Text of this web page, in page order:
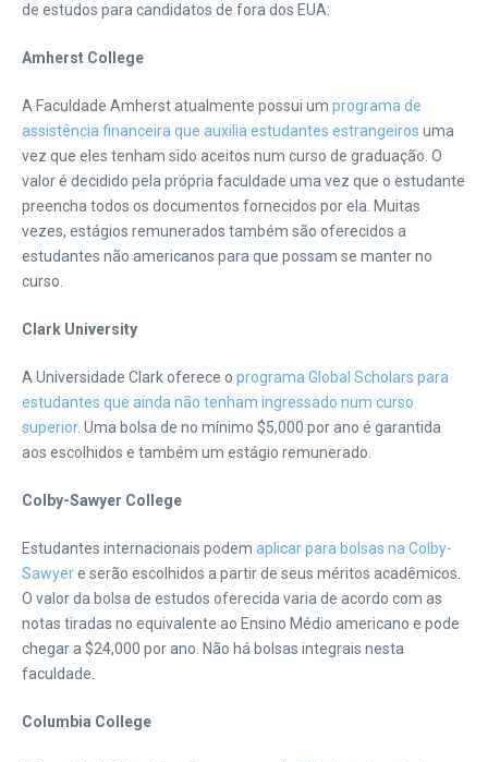
de estudos para candidatos de fora dos EUA:
Amherst College
A Faculdade Amherst atualmente possui um programa de
assistência financeira que auxilia estudantes estrangeiros uma
vez que eles tenham sido aceitos num curso de graduação. O
valor é decidido pela própria faculdade uma vez que o estudante
preencha todos os documentos fornecidos por ela. Muitas
vezes, estágios remunerados também são oferecidos a
estudantes não americanos para que possam se manter no
curso.
Clark University
A Universidade Clark oferece o programa Global Scholars para
estudantes que ainda não tenham ingressado num curso
superior. Uma bolsa de no mínimo $5,000 por ano é garantida
aos escolhidos e também um estágio remunerado.
Colby-Sawyer College
Estudantes internacionais podem aplicar para bolsas na Colby-
Sawyere serão escolhidos a partir de seus méritos acadêmicos.
O valor da bolsa de estudos oferecida varia de acordo com as
notas tiradas no equivalente ao Ensino Médio americano e pode
chegar a $24,000 por ano. Não há bolsas integrais nesta
faculdade.
Columbia College